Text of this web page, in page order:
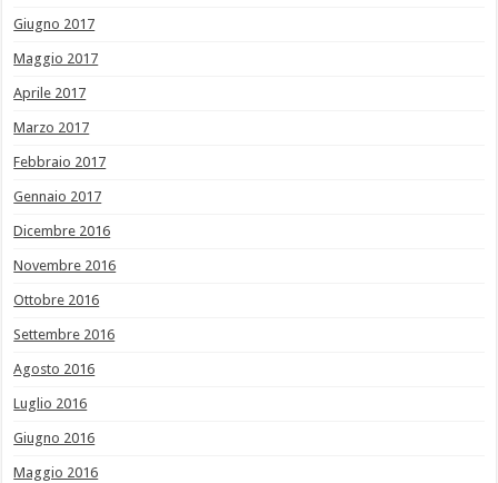
Giugno 2017
Maggio 2017
Aprile 2017
Marzo 2017
Febbraio 2017
Gennaio 2017
Dicembre 2016
Novembre 2016
Ottobre 2016
Settembre 2016
Agosto 2016
Luglio 2016
Giugno 2016
Maggio 2016